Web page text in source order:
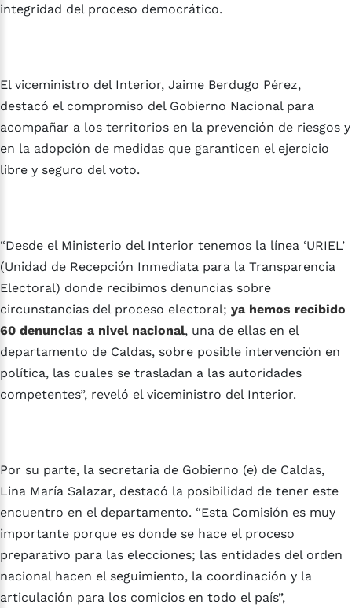
integridad del proceso democrático.
El viceministro del Interior, Jaime Berdugo Pérez,
destacó el compromiso del Gobierno Nacional para
acompañar a los territorios en la prevención de riesgos y
en la adopción de medidas que garanticen el ejercicio
libre y seguro del voto.
“Desde el Ministerio del Interior tenemos la línea ‘URIEL’
(Unidad de Recepción Inmediata para la Transparencia
Electoral) donde recibimos denuncias sobre
circunstancias del proceso electoral; ya hemos recibido
60 denuncias a nivel nacional, una de ellas en el
departamento de Caldas, sobre posible intervención en
política, las cuales se trasladan a las autoridades
competentes”, reveló el viceministro del Interior.
Por su parte, la secretaria de Gobierno (e) de Caldas,
Lina María Salazar, destacó la posibilidad de tener este
encuentro en el departamento. “Esta Comisión es muy
importante porque es donde se hace el proceso
preparativo para las elecciones; las entidades del orden
nacional hacen el seguimiento, la coordinación y la
articulación para los comicios en todo el país”,